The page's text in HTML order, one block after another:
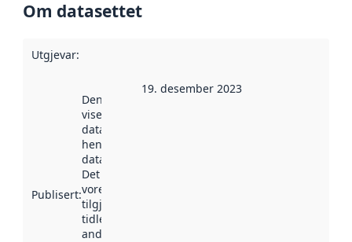
Om datasettet
Utgjevar:
Publisert:
Denne datoen
viser når
datasettet vart
henta inn av
data.norge.no.
Det kan ha
vore
tilgjengeleg
tidlegare
andre stader.
19. desember 2023